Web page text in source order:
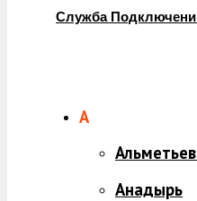
Служба
А
Анадырь